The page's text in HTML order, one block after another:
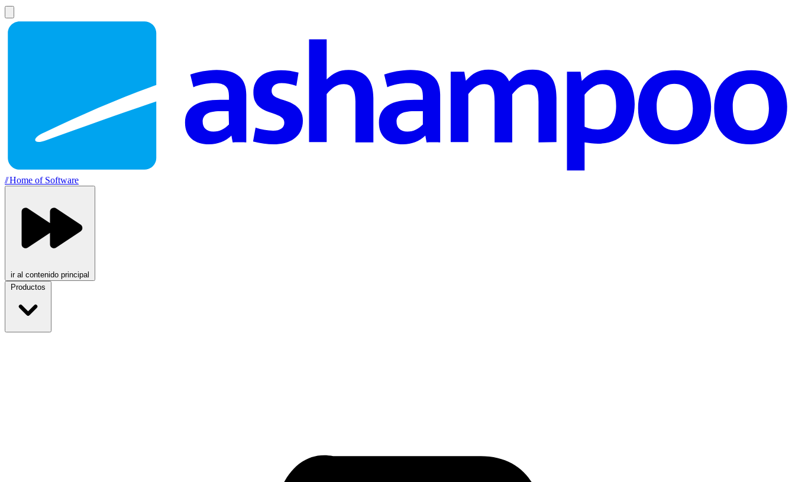
//Home of Software
ir al contenido principal
Productos